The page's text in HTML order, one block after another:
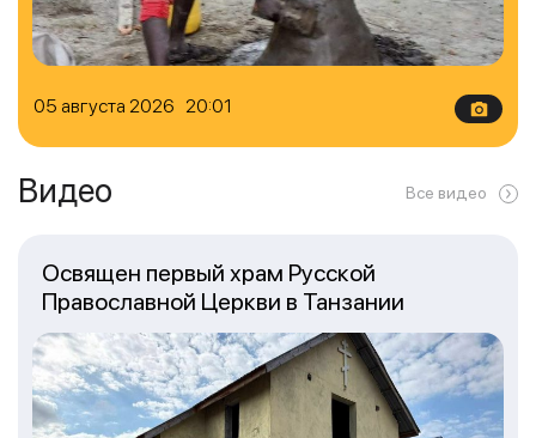
05 августа 2026 20:01
Видео Все видео
Освящен первый храм Русской
Православной Церкви в Танзании